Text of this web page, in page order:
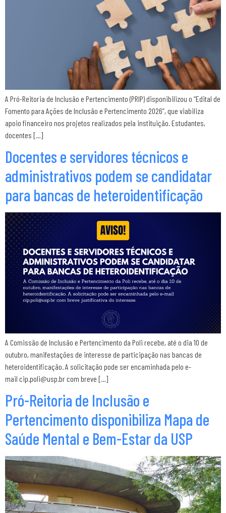
A Pró-Reitoria de Inclusão e Pertencimento (PRIP) disponibilizou o “Edital de
Fomento para Ações de Inclusão e Pertencimento 2026”, que viabiliza
apoio financeiro nos projetos realizados pela instituição. Estudantes,
docentes […]
Docentes e servidores técnicos e
administrativos podem se candidatar
para bancas de heteroidentificação
A Comissão de Inclusão e Pertencimento da Poli recebe, até o dia 10 de
outubro, manifestações de interesse de participação nas bancas de
heteroidentificação. A solicitação pode ser encaminhada pelo e-
mail cip.poli@usp.br com breve […]
Pró-Reitoria de Inclusão e
Pertencimento disponibiliza Mapa de
Saúde Mental e Bem-Estar da USP